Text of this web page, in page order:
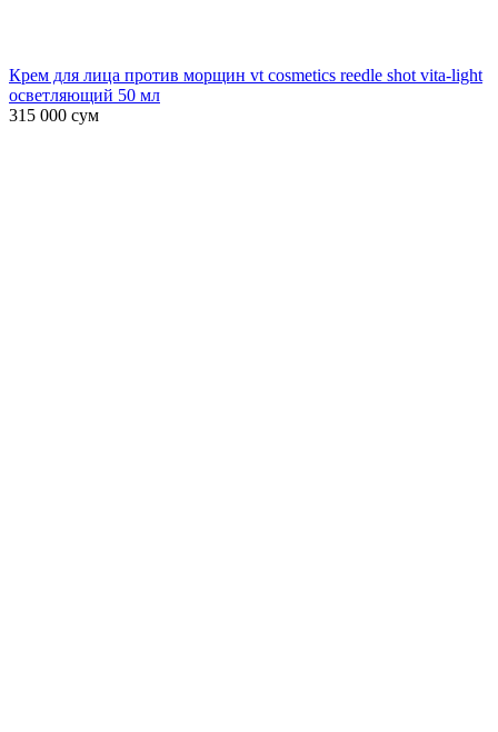
Крем для лица против морщин vt cosmetics reedle shot vita-light
осветляющий 50 мл
315 000 сум